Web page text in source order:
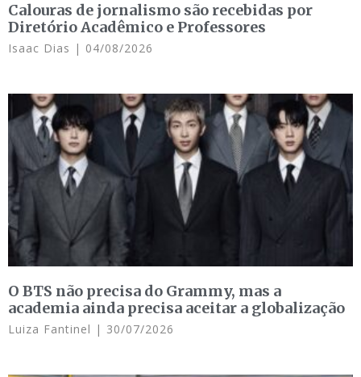
Calouras de jornalismo são recebidas por
Diretório Acadêmico e Professores
Isaac Dias 04/08/2026
O BTS não precisa do Grammy, mas a
academia ainda precisa aceitar a globalização
Luiza Fantinel 30/07/2026